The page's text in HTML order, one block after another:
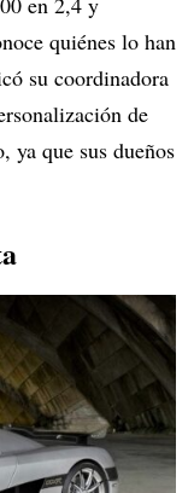
quiénes lo han
su coordinadora
de
ya que sus dueños